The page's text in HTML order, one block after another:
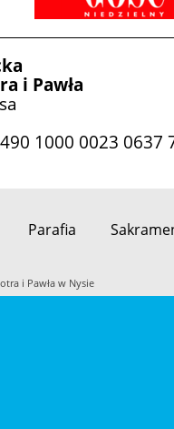
i Pawła
1000 0023 0637
Parafia
i Pawła w Nysie